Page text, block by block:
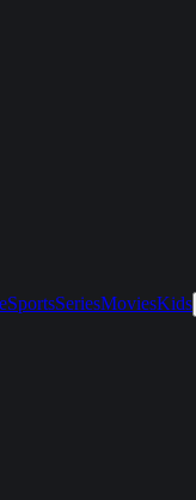
SportsSeriesMoviesKids